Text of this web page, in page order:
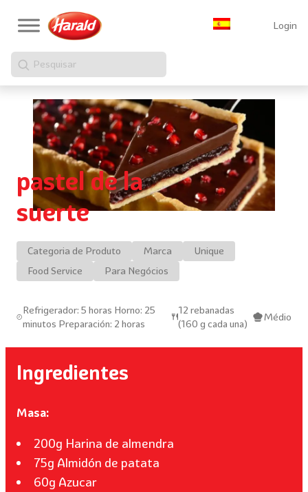
Login
Pesquisar
pastel de la
suerte
Categoria de Produto Marca
Unique
Food Service
Para Negócios
Refrigerador: 5 horas Horno: 25
minutos Preparación: 2 horas
12 rebanadas
(160 g cada una)
Médio
Ingredientes
Masa:
200g Harina de almendra
75g Almidón de patata
60g Azucar